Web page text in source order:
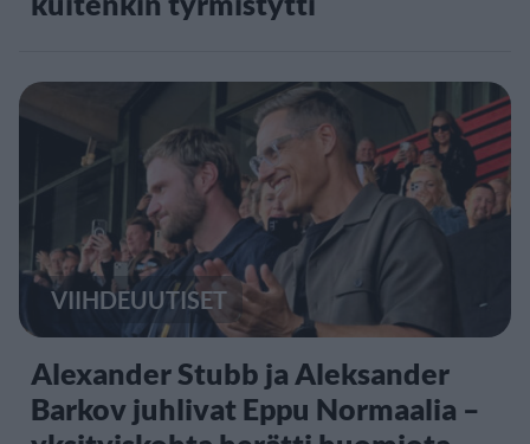
VIIHDEUUTISET
Alexander Stubb ja Aleksander
Barkov juhlivat Eppu Normaalia –